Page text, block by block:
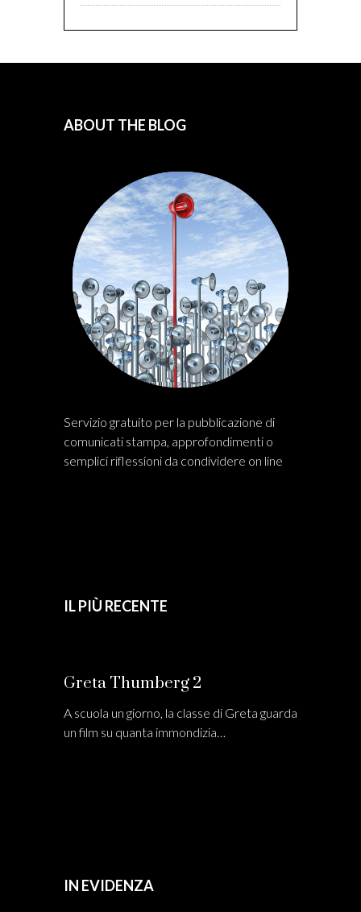
ABOUT THE BLOG
Servizio gratuito per la pubblicazione di
comunicati stampa, approfondimenti o
semplici riflessioni da condividere on line
IL PIÙ RECENTE
Greta Thumberg 2
A scuola un giorno, la classe di Greta guarda
un film su quanta immondizia…
IN EVIDENZA